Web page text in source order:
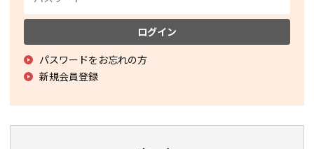
ログイン
パスワードをお忘れの方
新規会員登録